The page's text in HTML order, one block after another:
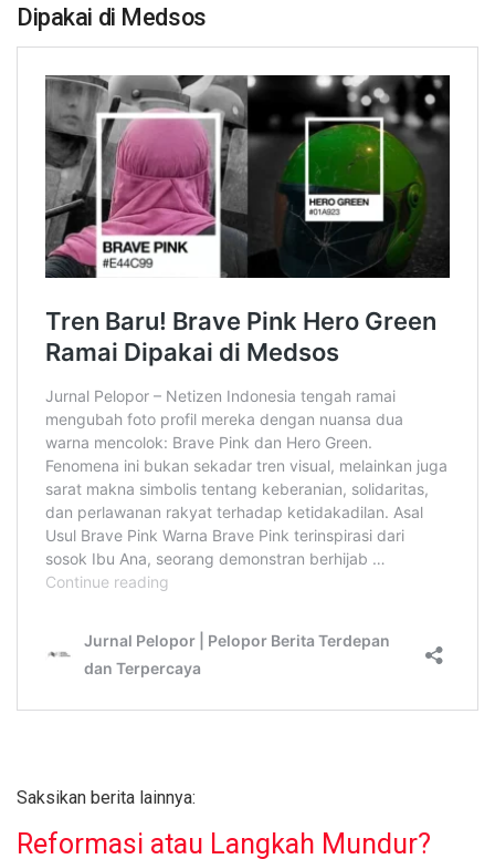
Dipakai di Medsos
Saksikan berita lainnya:
Reformasi atau Langkah Mundur?